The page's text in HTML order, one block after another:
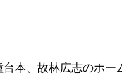
台本、故林広志のホー